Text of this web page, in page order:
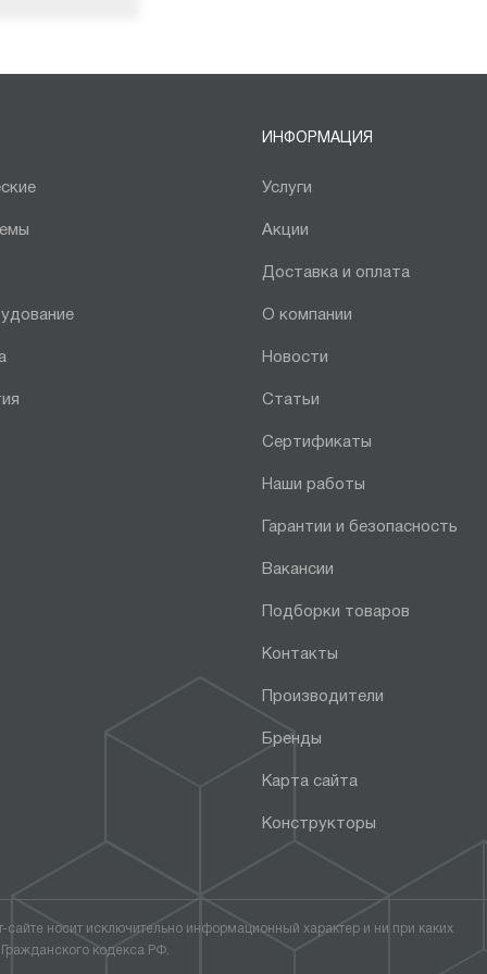
ИНФОРМАЦИЯ
Услуги
Акции
Доставка и оплата
О компании
Новости
Статьи
Сертификаты
Наши работы
Гарантии и безопасность
Вакансии
Подборки товаров
Контакты
Производители
Бренды
Карта сайта
Конструкторы
носит исключительно информационный характер и ни при каких
кодекса РФ.